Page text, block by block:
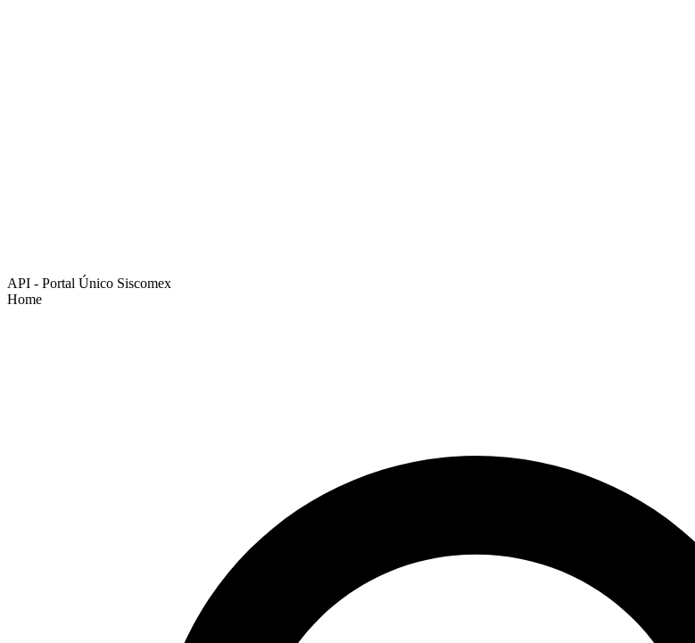
API - Portal Único Siscomex
Home